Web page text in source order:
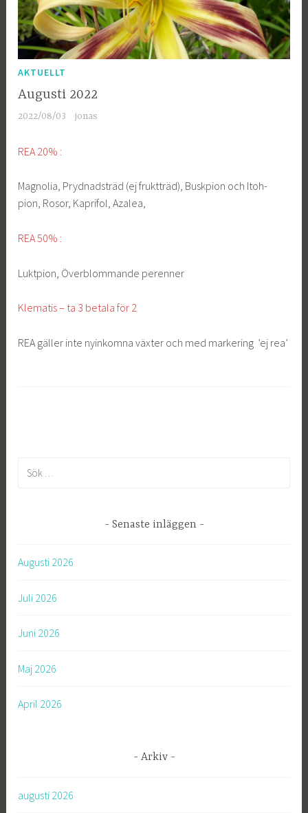
AKTUELLT
Augusti 2022
2022/08/03 jonas
REA 20% :
Magnolia, Prydnadsträd (ej fruktträd), Buskpion och Itoh-
pion, Rosor, Kaprifol, Azalea,
REA 50% :
Luktpion, Överblommande perenner
Klematis – ta 3 betala för 2
REA gäller inte nyinkomna växter och med markering ’ej rea’
e
:
Senaste inläggen
Augusti 2026
Juli 2026
Juni 2026
Maj 2026
April 2026
Arkiv
augusti 2026